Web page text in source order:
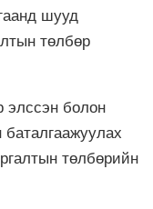
шууд
төлбөр
элссэн болон
төлбөрийн